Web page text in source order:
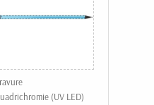
(UV LED)